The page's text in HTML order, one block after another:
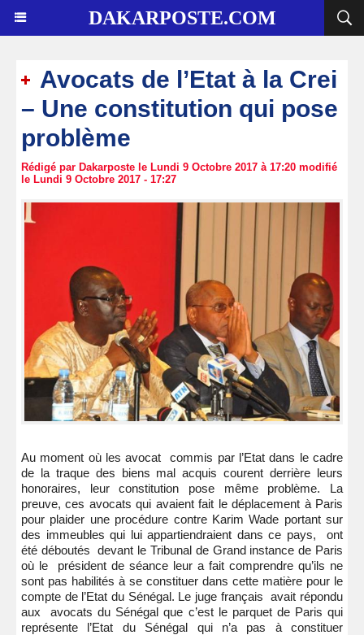
DAKARPOSTE.COM
Avocats de l’Etat à la Crei
– Une constitution qui pose
problème
Rédigé par Dakarposte le Lundi 9 Octobre 2017 à 17:20 modifié
le Lundi 9 Octobre 2017 - 17:27
Au moment où les avocat commis par l’Etat dans le cadre
de la traque des biens mal acquis courent derrière leurs
honoraires, leur constitution pose même problème. La
preuve, ces avocats qui avaient fait le déplacement à Paris
pour plaider une procédure contre Karim Wade portant sur
des immeubles qui lui appartiendraient dans ce pays, ont
été déboutés devant le Tribunal de Grand instance de Paris
où le président de séance leur a fait comprendre qu’ils ne
sont pas habilités à se constituer dans cette matière pour le
compte de l’Etat du Sénégal. Le juge français avait répondu
aux avocats du Sénégal que c’est le parquet de Paris qui
représente l’Etat du Sénégal qui n’a pas à constituer